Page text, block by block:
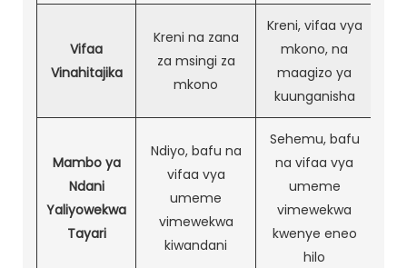
Vifaa
Vinahitajika
Kreni na zana
za msingi za
mkono
Kreni, vifaa vya
mkono, na
maagizo ya
kuunganisha
Mambo ya
Ndani
Yaliyowekwa
Tayari
Ndiyo, bafu na
vifaa vya
umeme
vimewekwa
kiwandani
Sehemu, bafu
na vifaa vya
umeme
vimewekwa
kwenye eneo
hilo